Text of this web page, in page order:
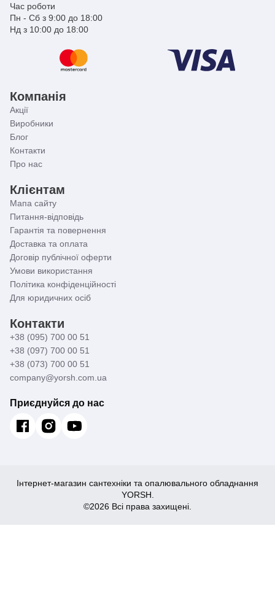
Час роботи
Пн - Сб з 9:00 до 18:00
Нд з 10:00 до 18:00
Компанія
Акції
Виробники
Блог
Контакти
Про нас
Клієнтам
Мапа сайту
Питання-відповідь
Гарантія та повернення
Доставка та оплата
Договір публічної оферти
Умови використання
Політика конфіденційності
Для юридичних осіб
Контакти
+38 (095) 700 00 51
+38 (097) 700 00 51
+38 (073) 700 00 51
company@yorsh.com.ua
Приєднуйся до нас
Інтернет-магазин сантехніки та опалювального обладнання
YORSH.
©2026 Всі права захищені.